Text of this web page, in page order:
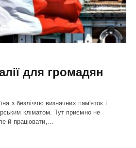
для громадян
з безліччю визначних пам'яток і
кліматом. Тут приємно не
й працювати,…